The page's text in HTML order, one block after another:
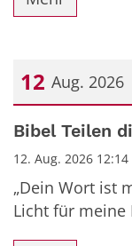
12 Aug. 2026
Datum: 12.
Bibel Teilen
12. Aug. 2026
„Dein Wort ist
Licht für meine